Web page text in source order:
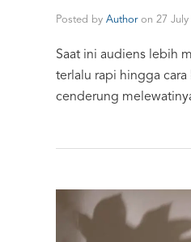
Posted by Author on 27
Saat ini audiens lebih
terlalu rapi hingga
cenderung